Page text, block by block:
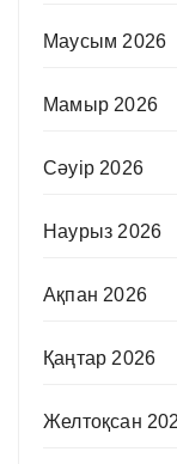
Маусым 2026
Мамыр 2026
Сәуір 2026
Наурыз 2026
Ақпан 2026
Қаңтар 2026
Желтоқсан